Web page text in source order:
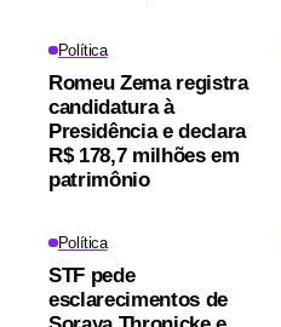
Política
Romeu Zema registra
candidatura à
Presidência e declara
R$ 178,7 milhões em
patrimônio
Política
STF pede
esclarecimentos de